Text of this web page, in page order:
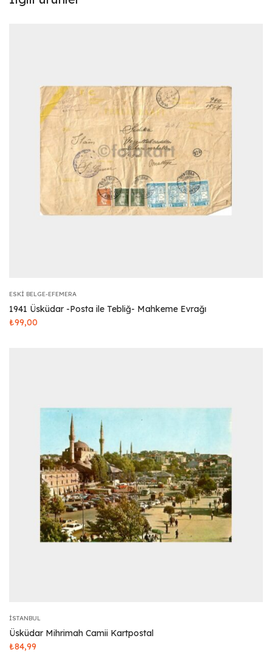
ESKI BELGE-EFEMERA
1941 Üsküdar -Posta ile Tebliğ- Mahkeme Evrağı
₺99,00
İSTANBUL
Üsküdar Mihrimah Camii Kartpostal
₺84,99